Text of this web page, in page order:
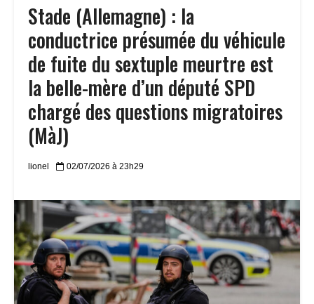
Stade (Allemagne) : la
conductrice présumée du véhicule
de fuite du sextuple meurtre est
la belle-mère d’un député SPD
chargé des questions migratoires
(MàJ)
lionel 02/07/2026 à 23h29